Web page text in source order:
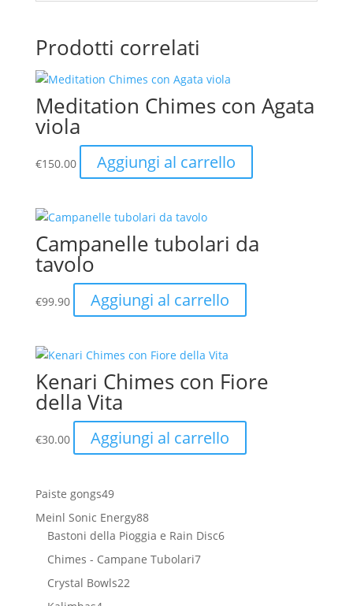
Prodotti correlati
Meditation Chimes con Agata
viola
€150.00 Aggiungi al carrello
Campanelle tubolari da
tavolo
€99.90 Aggiungi al carrello
Kenari Chimes con Fiore
della Vita
€30.00 Aggiungi al carrello
Paiste gongs4949
prodotti
Meinl Sonic Energy8888
prodotti
Bastoni della Pioggia e Rain Disc66
Chimes - Campane Tubolari77
Crystal Bowls2222